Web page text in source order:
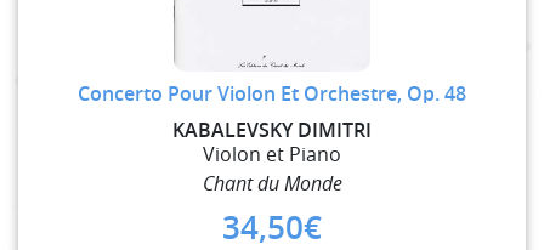
Concerto Pour Violon Et Orchestre, Op. 48
KABALEVSKY DIMITRI
Violon et Piano
Chant du Monde
34,50€